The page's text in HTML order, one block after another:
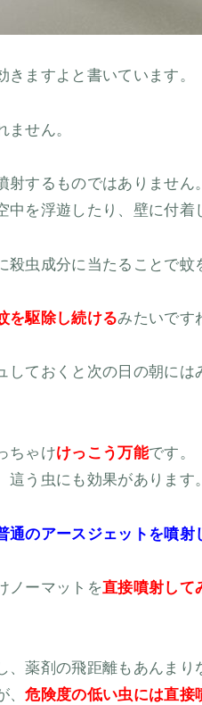
ますよと書いています。
せん。
するものではありません。
を浮遊したり、壁に付着
虫成分に当たることで蚊
を駆除し続けるみたいです
ておくと次の日の朝には
ちゃけけっこう万能です。
う虫にも効果があります。
通のアースジェットを噴射
ノーマットを直接噴射して
薬剤の飛距離もあんまり
、危険度の低い虫には直接